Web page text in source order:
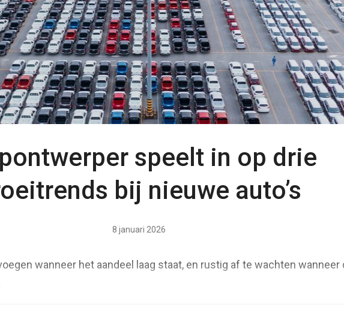
speelt in op drie
bij nieuwe auto’s
8 januari 2026
wanneer het aandeel laag staat, en rustig af te wachten wanneer